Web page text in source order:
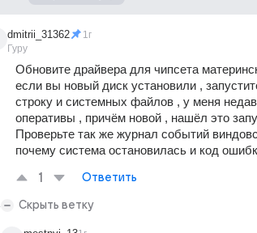
dmitrii_31362
Гуру
1г
Обновите драйвера для чипсета
если вы новый диск установили ,
строку и системных файлов , у меня
оперативы , причём новой , нашёл это
Проверьте так же журнал событий
почему система остановилась и код
1 Ответить
Скрыть ветку